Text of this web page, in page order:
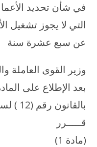
في شأن تحديد
التي لا يجوز تشغيل
عن سبع عشرة سنة
وزير القوى العاملة
بالقانون رقم (12 ) لسنة 2003
قـــــرر
(مادة 1)